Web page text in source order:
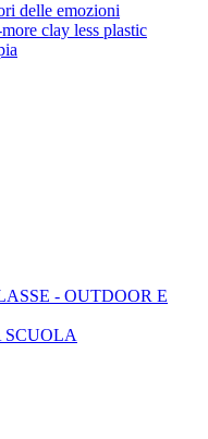
delle emozioni
clay less plastic
- OUTDOOR E
SCUOLA